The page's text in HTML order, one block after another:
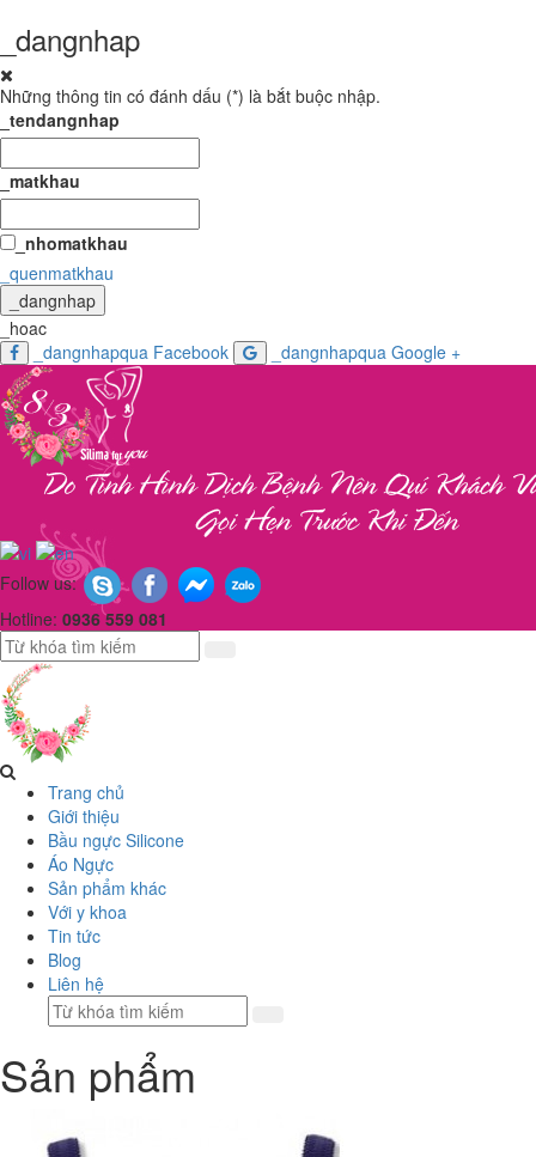
_dangnhap
Những thông tin có đánh dấu (*) là bắt buộc nhập.
_tendangnhap
_matkhau
_nhomatkhau
_quenmatkhau
_dangnhap
_hoac
_dangnhapqua Facebook
_dangnhapqua Google +
Follow us:
Hotline: 0936 559 081
Trang chủ
Giới thiệu
Bầu ngực Silicone
Áo Ngực
Sản phẩm khác
Với y khoa
Tin tức
Blog
Liên hệ
Sản phẩm